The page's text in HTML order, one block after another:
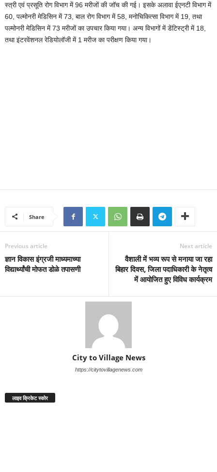
स्त्री एवं प्रसूति रोग विभाग में 96 मरीजों की जॉच की गई। इसके अलावा ईएनटी विभाग में
60, पल्मोनरी मेडिसिन में 73, बाल रोग विभाग में 58, मनोचिकित्सा विभाग में 19, तथा
पल्मोनरी मेडिसिन में 73 मरीजों का उपचार किया गया। अन्य विभागों में डेंटिस्ट्री में 18,
तथा इंटरवेंशनल रेडियोलॉजी में 1 मरीज का परीक्षण किया गया।
Share
Previous article
ज्ञान विकास इंग्रजी माध्यमाच्या
विद्यार्थ्यांची मोफत डोळे तपासणी
Next article
वैशाली में भव्य रूप से मनाया जा रहा
बिहार दिवस, जिला पदाधिकारी के नेतृत्व
में आयोजित हुए विविध कार्यक्रम
City to Village News
https://citytovillagenews.com
लाइव क्रिकेट स्कोर